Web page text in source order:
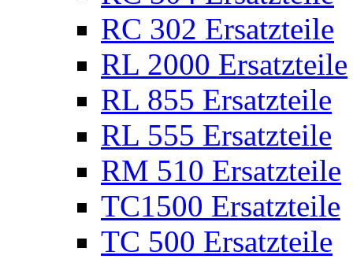
RC 302 Ersatzteile
RL 2000 Ersatzteile
RL 855 Ersatzteile
RL 555 Ersatzteile
RM 510 Ersatzteile
TC1500 Ersatzteile
TC 500 Ersatzteile